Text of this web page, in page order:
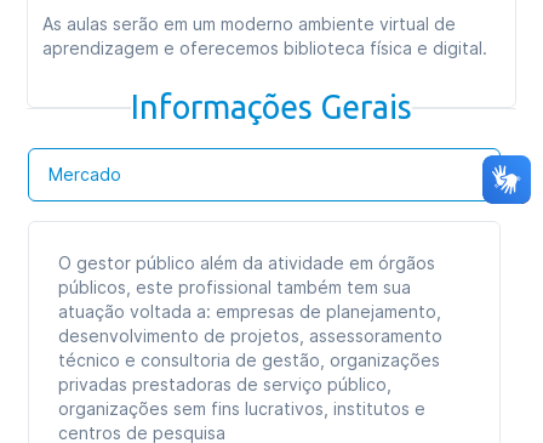
As aulas serão em um moderno ambiente virtual de
aprendizagem e oferecemos biblioteca física e digital.
Informações Gerais
Mercado
O gestor público além da atividade em órgãos
públicos, este profissional também tem sua
atuação voltada a: empresas de planejamento,
desenvolvimento de projetos, assessoramento
técnico e consultoria de gestão, organizações
privadas prestadoras de serviço público,
organizações sem fins lucrativos, institutos e
centros de pesquisa